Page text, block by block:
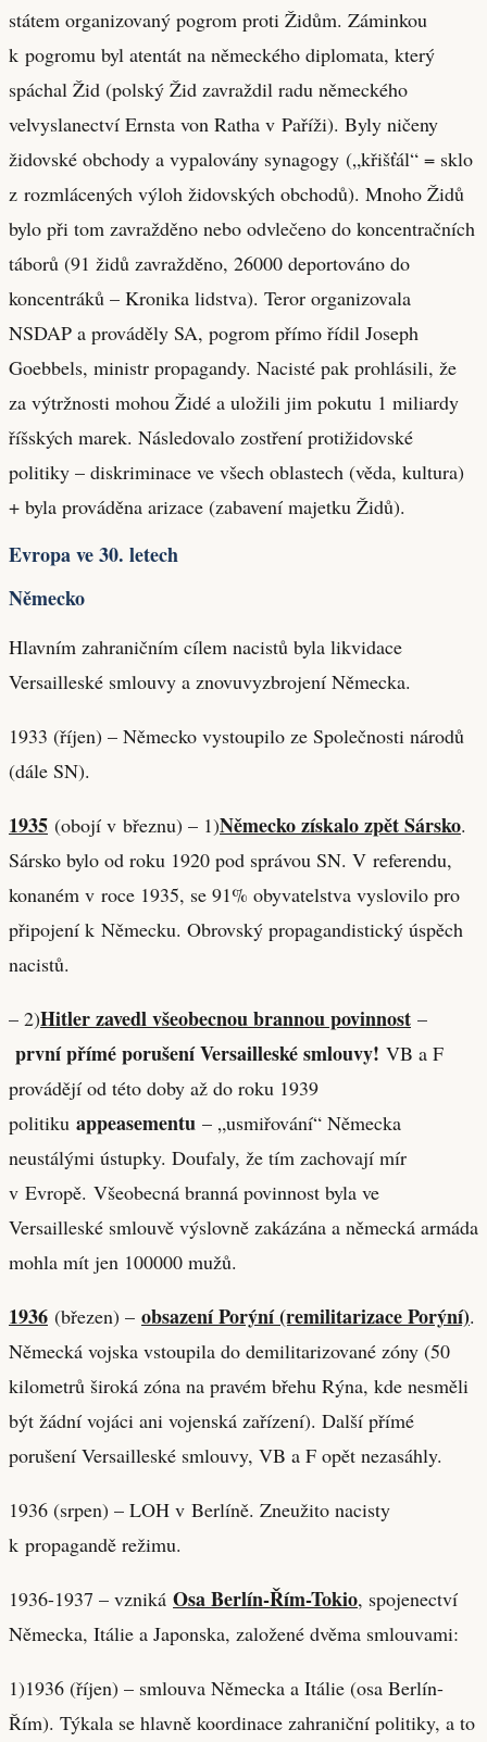
státem organizovaný pogrom proti Židům. Záminkou
k pogromu byl atentát na německého diplomata, který
spáchal Žid (polský Žid zavraždil radu německého
velvyslanectví Ernsta von Ratha v Paříži). Byly ničeny
židovské obchody a vypalovány synagogy („křišťál“ = sklo
z rozmlácených výloh židovských obchodů). Mnoho Židů
bylo při tom zavražděno nebo odvlečeno do koncentračních
táborů (91 židů zavražděno, 26000 deportováno do
koncentráků – Kronika lidstva). Teror organizovala
NSDAP a prováděly SA, pogrom přímo řídil Joseph
Goebbels, ministr propagandy. Nacisté pak prohlásili, že
za výtržnosti mohou Židé a uložili jim pokutu 1 miliardy
říšských marek. Následovalo zostření protižidovské
politiky – diskriminace ve všech oblastech (věda, kultura)
+ byla prováděna arizace (zabavení majetku Židů).
Evropa ve 30. letech
Německo
Hlavním zahraničním cílem nacistů byla likvidace
Versailleské smlouvy a znovuvyzbrojení Německa.
1933 (říjen) – Německo vystoupilo ze Společnosti národů
(dále SN).
1935 (obojí v březnu) – 1)Německo získalo zpět Sársko.
Sársko bylo od roku 1920 pod správou SN. V referendu,
konaném v roce 1935, se 91% obyvatelstva vyslovilo pro
připojení k Německu. Obrovský propagandistický úspěch
nacistů.
– 2)Hitler zavedl všeobecnou brannou povinnost –
první přímé porušení Versailleské smlouvy! VB a F
provádějí od této doby až do roku 1939
politiku appeasementu – „usmiřování“ Německa
neustálými ústupky. Doufaly, že tím zachovají mír
v Evropě. Všeobecná branná povinnost byla ve
Versailleské smlouvě výslovně zakázána a německá armáda
mohla mít jen 100000 mužů.
1936 (březen) – obsazení Porýní (remilitarizace Porýní).
Německá vojska vstoupila do demilitarizované zóny (50
kilometrů široká zóna na pravém břehu Rýna, kde nesměli
být žádní vojáci ani vojenská zařízení). Další přímé
porušení Versailleské smlouvy, VB a F opět nezasáhly.
1936 (srpen) – LOH v Berlíně. Zneužito nacisty
k propagandě režimu.
1936-1937 – vzniká Osa Berlín-Řím-Tokio, spojenectví
Německa, Itálie a Japonska, založené dvěma smlouvami:
1)1936 (říjen) – smlouva Německa a Itálie (osa Berlín-
Řím). Týkala se hlavně koordinace zahraniční politiky, a to